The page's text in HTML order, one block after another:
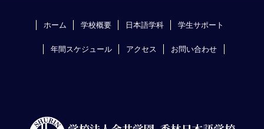
ホーム 学校概要 日本語学科 学生サポート
年間スケジュール アクセス お問い合わせ